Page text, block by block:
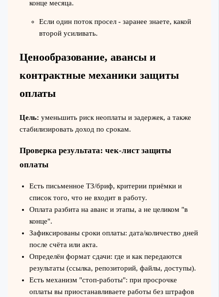
конце месяца.
Если один поток просел - заранее знаете, какой
второй усиливать.
Ценообразование, авансы и
контрактные механики защиты
оплаты
Цель: уменьшить риск неоплаты и задержек, а также
стабилизировать доход по срокам.
Проверка результата: чек-лист защиты
оплаты
Есть письменное ТЗ/бриф, критерии приёмки и
список того, что не входит в работу.
Оплата разбита на аванс и этапы, а не целиком "в
конце".
Зафиксированы сроки оплаты: дата/количество дней
после счёта или акта.
Определён формат сдачи: где и как передаются
результаты (ссылка, репозиторий, файлы, доступы).
Есть механизм "стоп-работы": при просрочке
оплаты вы приостанавливаете работы без штрафов